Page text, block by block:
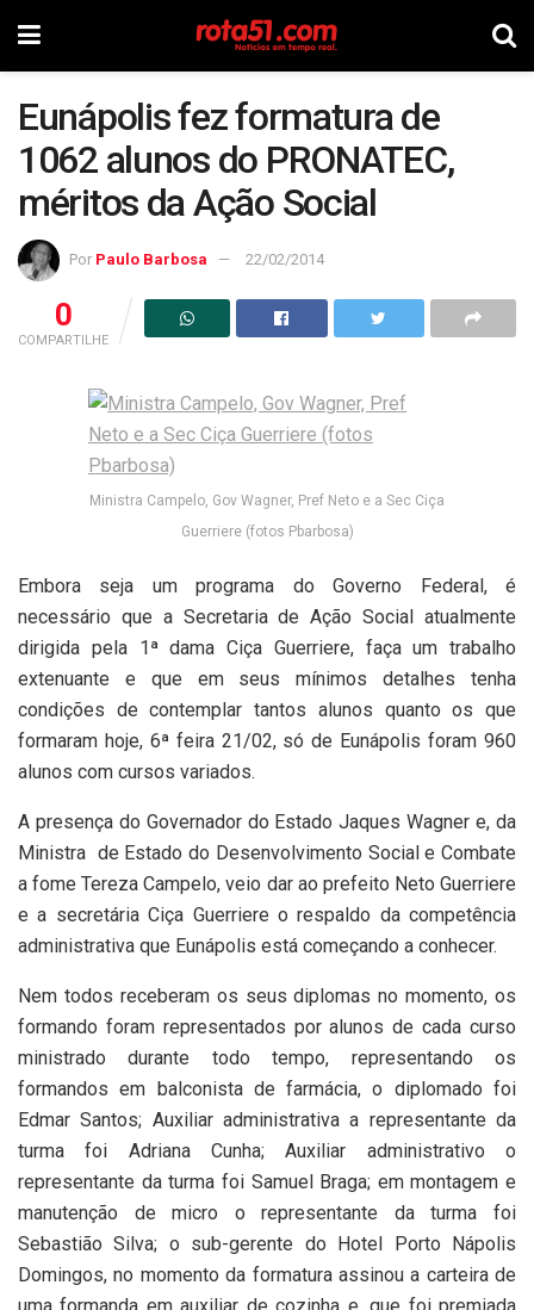
Eunápolis fez formatura de
1062 alunos do PRONATEC,
méritos da Ação Social
Por Paulo Barbosa 22/02/2014
0
COMPARTILHE
Ministra Campelo, Gov Wagner, Pref Neto e a Sec Ciça
Guerriere (fotos Pbarbosa)
Embora seja um programa do Governo Federal, é
necessário que a Secretaria de Ação Social atualmente
dirigida pela 1ª dama Ciça Guerriere, faça um trabalho
extenuante e que em seus mínimos detalhes tenha
condições de contemplar tantos alunos quanto os que
formaram hoje, 6ª feira 21/02, só de Eunápolis foram 960
alunos com cursos variados.
A presença do Governador do Estado Jaques Wagner e, da
Ministra de Estado do Desenvolvimento Social e Combate
a fome Tereza Campelo, veio dar ao prefeito Neto Guerriere
e a secretária Ciça Guerriere o respaldo da competência
administrativa que Eunápolis está começando a conhecer.
Nem todos receberam os seus diplomas no momento, os
formando foram representados por alunos de cada curso
ministrado durante todo tempo, representando os
formandos em balconista de farmácia, o diplomado foi
Edmar Santos; Auxiliar administrativa a representante da
turma foi Adriana Cunha; Auxiliar administrativo o
representante da turma foi Samuel Braga; em montagem e
manutenção de micro o representante da turma foi
Sebastião Silva; o sub-gerente do Hotel Porto Nápolis
Domingos, no momento da formatura assinou a carteira de